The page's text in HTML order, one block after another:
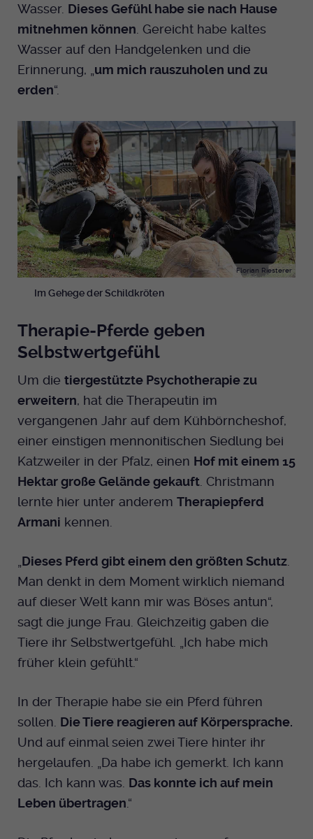
Wasser. Dieses Gefühl habe sie nach Hause
mitnehmen können . Gereicht habe kaltes
Wasser auf den Handgelenken und die
Erinnerung, „ um mich rauszuholen und zu
erden“.
Florian Riesterer
Im Gehege der Schildkröten
Therapie-Pferde geben
Selbstwertgefühl
Um die tiergestützte Psychotherapie zu
erweitern, hat die Therapeutin im
vergangenen Jahr auf dem Kühbörncheshof,
einer einstigen mennonitischen Siedlung bei
Katzweiler in der Pfalz, einen Hof mit einem 15
Hektar große Gelände gekauft . Christmann
lernte hier unter anderem Therapiepferd
Armani kennen.
Dieses Pferd gibt einem den größten Schutz
Man denkt in dem Moment wirklich niemand
auf dieser Welt kann mir was Böses antun“,
sagt die junge Frau. Gleichzeitig gaben die
Tiere ihr Selbstwertgefühl. „Ich habe mich
früher klein gefühlt.“
In der Therapie habe sie ein Pferd führen
sollen. Die Tiere reagieren auf Körpersprache.
Und auf einmal seien zwei Tiere hinter ihr
hergelaufen. „Da habe ich gemerkt. Ich kann
das. Ich kann was. Das konnte ich auf mein
Leben übertragen.“